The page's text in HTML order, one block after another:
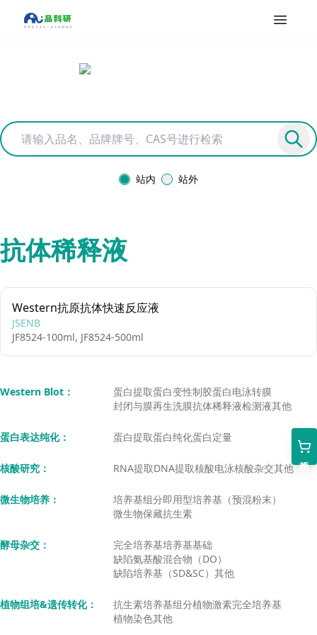
站内 站外
抗体稀释液
Western抗原抗体快速反应液
JSENB
JF8524-100ml, JF8524-500ml
Western Blot ： 蛋白提取蛋白变性制胶蛋白电泳转膜
封闭与膜再生洗膜抗体稀释液检测液其他
蛋白表达纯化： 蛋白提取蛋白纯化蛋白定量
核酸研究 ： RNA提取DNA提取核酸电泳核酸杂交其他
微生物培养 ： 培养基组分即用型培养基（预混粉末）
微生物保藏抗生素
酵母杂交 ： 完全培养基培养基基础
缺陷氨基酸混合物（DO）
缺陷培养基（SD&SC） 其他
植物组培&遗传转化： 抗生素培养基组分植物激素完全培养基
植物染色其他